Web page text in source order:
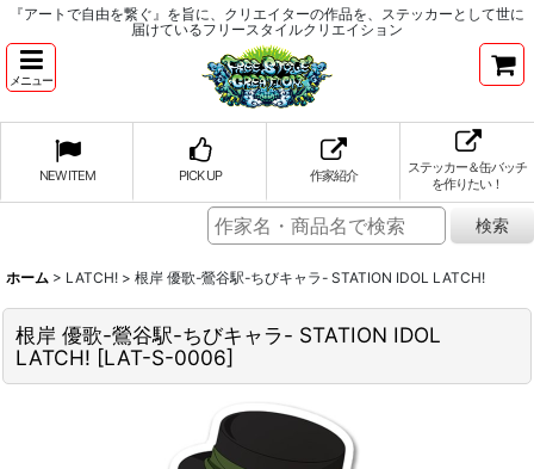
『アートで自由を繋ぐ』を旨に、クリエイターの作品を、ステッカーとして世に
届けているフリースタイルクリエイション
メニュー
NEW ITEM PICK UP 作家紹介
ステッカー＆缶バッチ
を作りたい！
ホーム > LATCH! > 根岸 優歌-鶯谷駅-ちびキャラ- STATION IDOL LATCH!
根岸 優歌-鶯谷駅-ちびキャラ- STATION IDOL
LATCH! [LAT-S-0006]